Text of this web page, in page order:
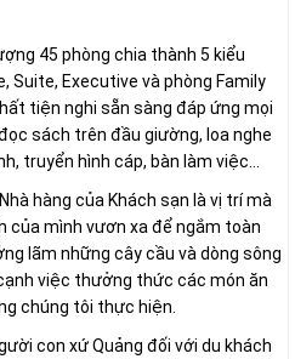
45 phòng chia thành 5 kiểu
Suite, Executive và phòng Family
tiện nghi sẵn sàng đáp ứng mọi
sách trên đầu giường, loa nghe
truyển hình cáp, bàn làm việc...
hàng của Khách sạn là vị trí mà
của mình vươn xa để ngắm toàn
lãm những cây cầu và dòng sông
việc thưởng thức các món ăn
chúng tôi thực hiện.
con xứ Quảng đối với du khách